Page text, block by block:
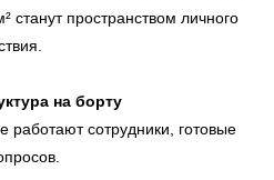
станут пространством личного
на борту
работают сотрудники, готовые